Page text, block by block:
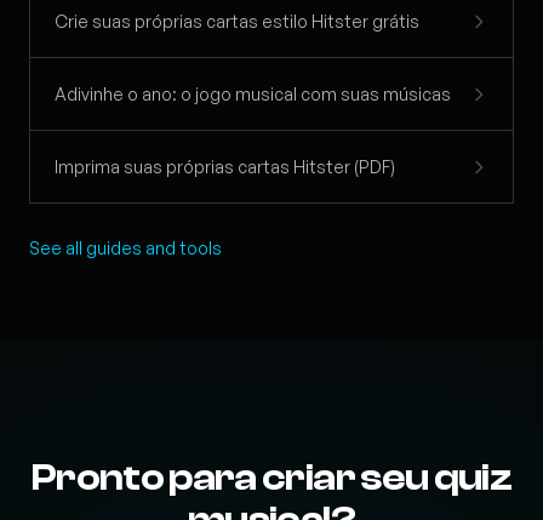
Crie suas próprias cartas estilo Hitster grátis
Adivinhe o ano: o jogo musical com suas músicas
Imprima suas próprias cartas Hitster (PDF)
See all guides and tools
Pronto para criar seu quiz